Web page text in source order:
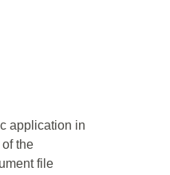
application in
the
file